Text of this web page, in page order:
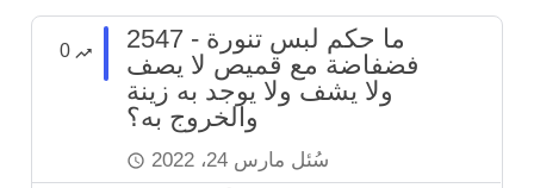
0
2547 - ما حكم لبس تنورة
فضفاضة مع قميص لا يصف
ولا يشف ولا يوجد به زينة
والخروج به؟
سُئل مارس 24، 2022